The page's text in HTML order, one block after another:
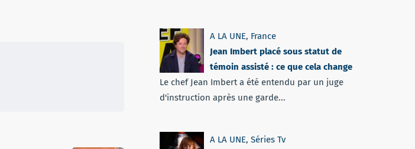
A LA UNE, France
Jean Imbert placé sous statut de
témoin assisté : ce que cela change
Le chef Jean Imbert a été entendu par un juge
d'instruction après une garde...
A LA UNE, Séries Tv